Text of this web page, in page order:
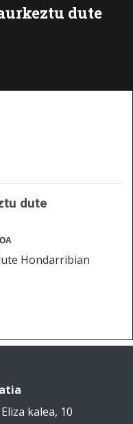
dute
dute
Hondarribian
kalea, 10